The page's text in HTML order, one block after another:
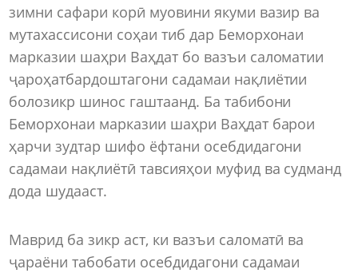
зимни сафари корӣ муовини якуми вазир ва
мутахассисони соҳаи тиб дар Беморхонаи
марказии шаҳри Ваҳдат бо вазъи саломатии
ҷароҳатбардоштагони садамаи нақлиётии
болозикр шинос гаштаанд. Ба табибони
Беморхонаи марказии шаҳри Ваҳдат барои
ҳарчи зудтар шифо ёфтани осебдидагони
садамаи нақлиётӣ тавсияҳои муфид ва судманд
дода шудааст.
Маврид ба зикр аст, ки вазъи саломатӣ ва
ҷараёни табобати осебдидагони садамаи